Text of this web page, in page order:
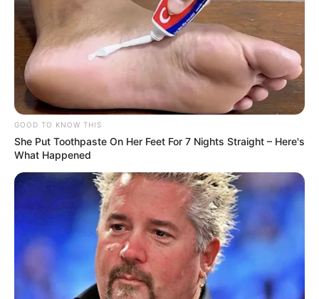
TAGS
ΠΟΤΕ
GOOD TO KNOW THIS
She Put Toothpaste On Her Feet For 7 Nights Straight – Here's
What Happened